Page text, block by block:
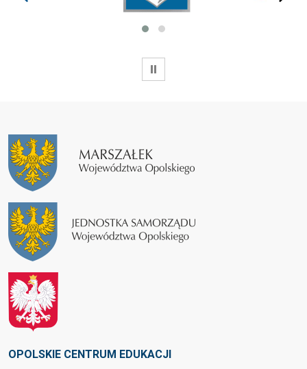
WSTRZYMAJ
OPOLSKIE CENTRUM EDUKACJI